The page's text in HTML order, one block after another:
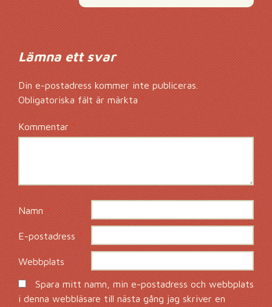
Lämna ett svar
Din e-postadress kommer inte publiceras.
Obligatoriska fält är märkta *
Kommentar*
Namn*
E-postadress*
Webbplats
Spara mitt namn, min e-postadress och webbplats
i denna webbläsare till nästa gång jag skriver en